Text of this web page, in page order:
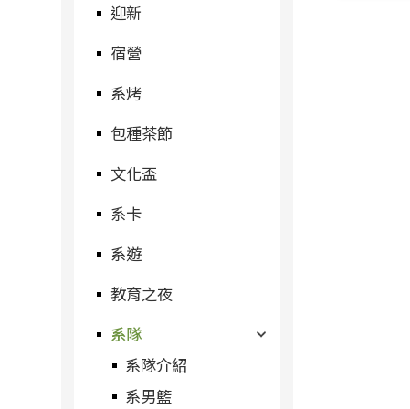
迎新
宿營
系烤
包種茶節
文化盃
系卡
系遊
教育之夜
系隊
系隊介紹
系男籃